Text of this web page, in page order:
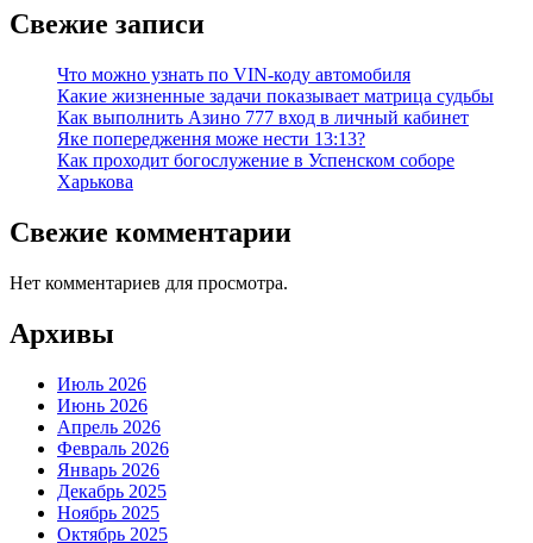
Свежие записи
Что можно узнать по VIN-коду автомобиля
Какие жизненные задачи показывает матрица судьбы
Как выполнить Азино 777 вход в личный кабинет
Яке попередження може нести 13:13?
Как проходит богослужение в Успенском соборе
Харькова
Свежие комментарии
Нет комментариев для просмотра.
Архивы
Июль 2026
Июнь 2026
Апрель 2026
Февраль 2026
Январь 2026
Декабрь 2025
Ноябрь 2025
Октябрь 2025